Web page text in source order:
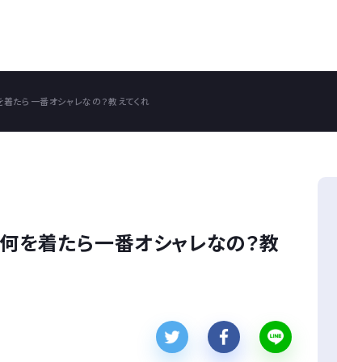
たら一番オシャレなの？教えてくれ
を着たら一番オシャレなの？教